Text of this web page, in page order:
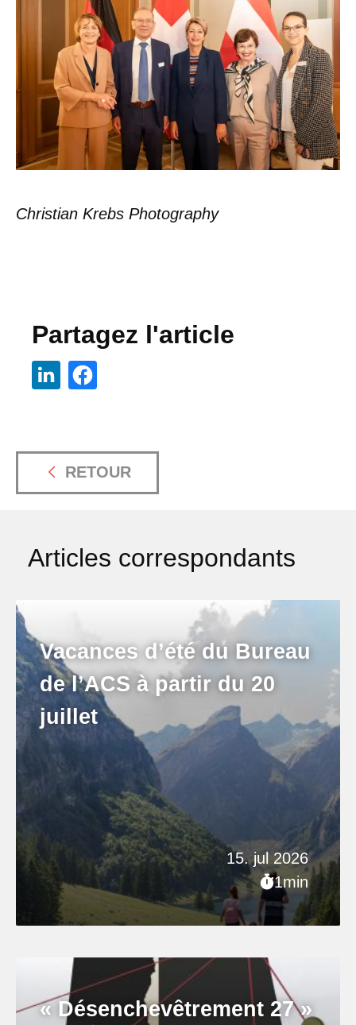
Christian Krebs Photography
Partagez l'article
RETOUR
Articles correspondants
15. jul 2026
1min
Vacances d’été du Bureau
de l’ACS à partir du 20
juillet
« Désenchevêtrement 27 »